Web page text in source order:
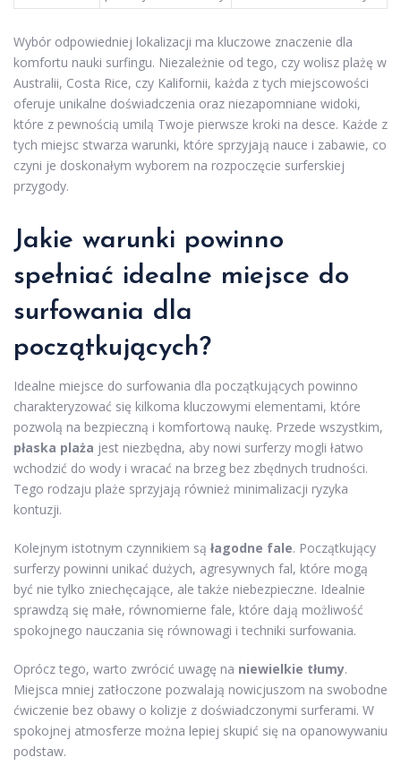
Wybór odpowiedniej lokalizacji ma kluczowe znaczenie dla
komfortu nauki surfingu. Niezależnie od tego, czy wolisz plażę w
Australii, Costa Rice, czy Kalifornii, każda z tych miejscowości
oferuje unikalne doświadczenia oraz niezapomniane widoki,
które z pewnością umilą Twoje pierwsze kroki na desce. Każde z
tych miejsc stwarza warunki, które sprzyjają nauce i zabawie, co
czyni je doskonałym wyborem na rozpoczęcie surferskiej
przygody.
Jakie warunki powinno
spełniać idealne miejsce do
surfowania dla
początkujących?
Idealne miejsce do surfowania dla początkujących powinno
charakteryzować się kilkoma kluczowymi elementami, które
pozwolą na bezpieczną i komfortową naukę. Przede wszystkim,
płaska plaża jest niezbędna, aby nowi surferzy mogli łatwo
wchodzić do wody i wracać na brzeg bez zbędnych trudności.
Tego rodzaju plaże sprzyjają również minimalizacji ryzyka
kontuzji.
Kolejnym istotnym czynnikiem są łagodne fale. Początkujący
surferzy powinni unikać dużych, agresywnych fal, które mogą
być nie tylko zniechęcające, ale także niebezpieczne. Idealnie
sprawdzą się małe, równomierne fale, które dają możliwość
spokojnego nauczania się równowagi i techniki surfowania.
Oprócz tego, warto zwrócić uwagę na niewielkie tłumy.
Miejsca mniej zatłoczone pozwalają nowicjuszom na swobodne
ćwiczenie bez obawy o kolizje z doświadczonymi surferami. W
spokojnej atmosferze można lepiej skupić się na opanowywaniu
podstaw.